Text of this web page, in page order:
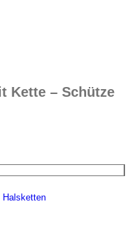
Kette – Schütze
Halsketten